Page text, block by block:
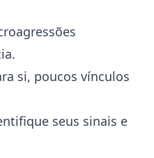
si, poucos vínculos
seus sinais e